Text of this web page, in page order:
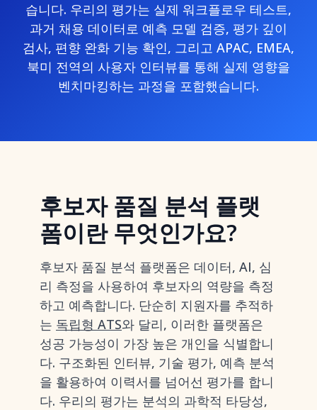
습니다. 우리의 평가는 실제 워크플로우 테스트,
과거 채용 데이터로 예측 모델 검증, 평가 깊이
검사, 편향 완화 기능 확인, 그리고 APAC, EMEA,
북미 전역의 사용자 인터뷰를 통해 실제 영향을
벤치마킹하는 과정을 포함했습니다.
후보자 품질 분석 플랫
폼이란 무엇인가요?
후보자 품질 분석 플랫폼은 데이터, AI, 심
리 측정을 사용하여 후보자의 역량을 측정
하고 예측합니다. 단순히 지원자를 추적하
는 독립형 ATS와 달리, 이러한 플랫폼은
성공 가능성이 가장 높은 개인을 식별합니
다. 구조화된 인터뷰, 기술 평가, 예측 분석
을 활용하여 이력서를 넘어선 평가를 합니
다. 우리의 평가는 분석의 과학적 타당성,